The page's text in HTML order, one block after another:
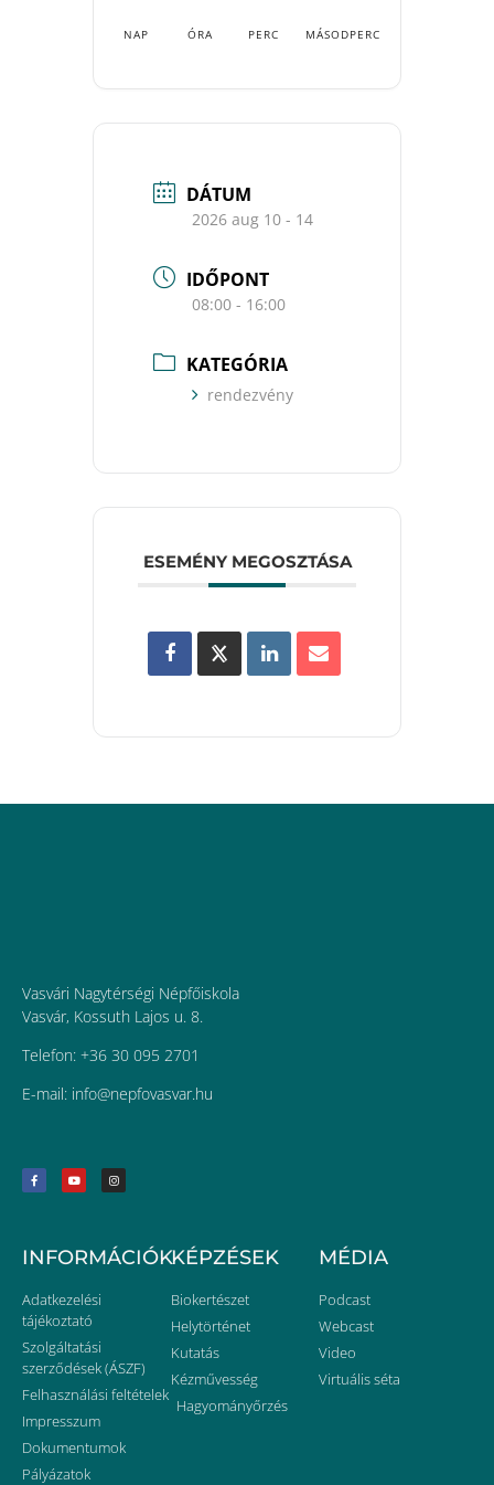
NAP ÓRA PERC MÁSODPERC
DÁTUM
2026 aug 10 - 14
IDŐPONT
08:00 - 16:00
KATEGÓRIA
rendezvény
ESEMÉNY MEGOSZTÁSA
Vasvári Nagytérségi Népfőiskola
Vasvár, Kossuth Lajos u. 8.
Telefon: +36 30 095 2701
E-mail: uh.ravsavofpen@ofni
INFORMÁCIÓK
Adatkezelési
tájékoztató
Szolgáltatási
szerződések (ÁSZF)
Felhasználási feltételek
Impresszum
Dokumentumok
Pályázatok
KÉPZÉSEK
Biokertészet
Helytörténet
Kutatás
Kézművesség
Hagyományőrzés
MÉDIA
Podcast
Webcast
Video
Virtuális séta